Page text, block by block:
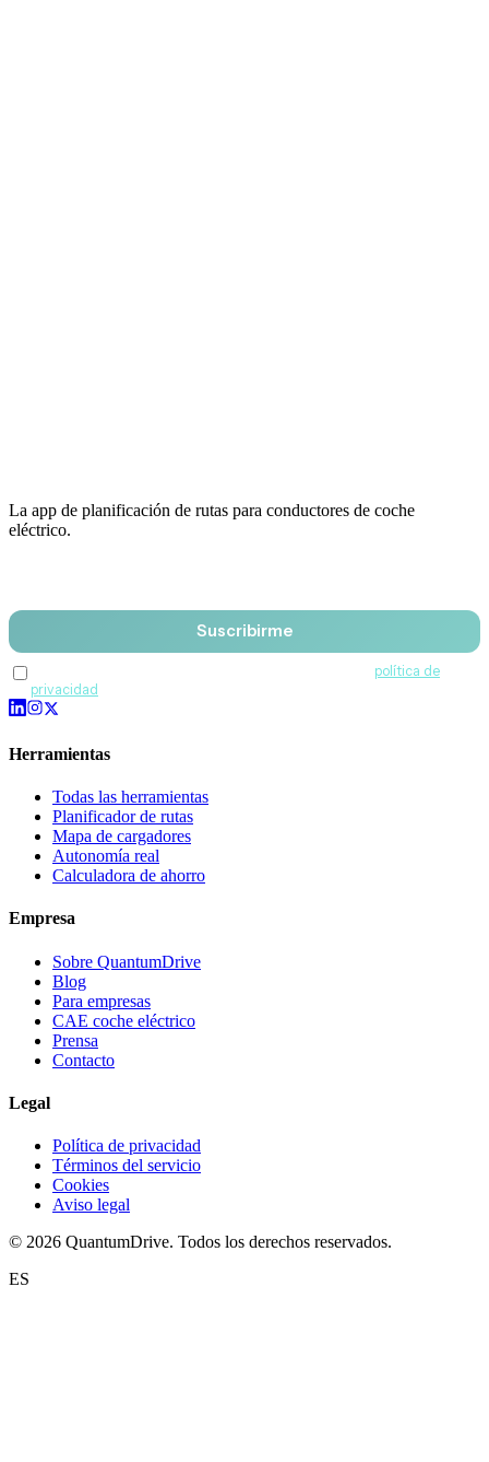
La app de planificación de rutas para conductores de coche
eléctrico.
Suscribirme
política de
privacidad
Herramientas
Todas las herramientas
Planificador de rutas
Mapa de cargadores
Autonomía real
Calculadora de ahorro
Empresa
Sobre QuantumDrive
Blog
Para empresas
CAE coche eléctrico
Prensa
Contacto
Legal
Política de privacidad
Términos del servicio
Cookies
Aviso legal
© 2026 QuantumDrive. Todos los derechos reservados.
ES